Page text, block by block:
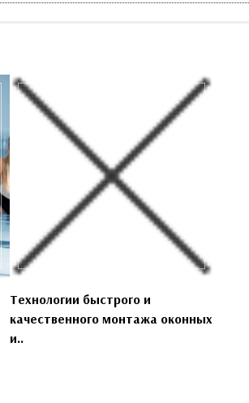
Технологии быстрого и
качественного монтажа оконных
и..